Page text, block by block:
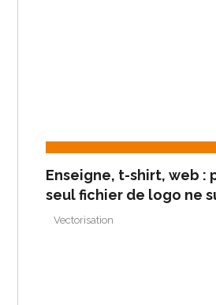
Enseigne, t-shirt, web :
seul fichier de logo ne
Vectorisation